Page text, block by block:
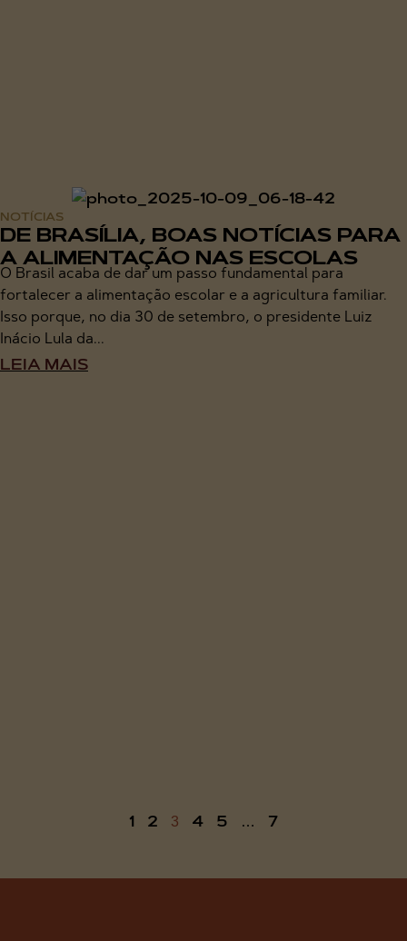
NOTÍCIAS
DE BRASÍLIA, BOAS NOTÍCIAS PARA
A ALIMENTAÇÃO NAS ESCOLAS
O Brasil acaba de dar um passo fundamental para
fortalecer a alimentação escolar e a agricultura familiar.
Isso porque, no dia 30 de setembro, o presidente Luiz
Inácio Lula da...
LEIA MAIS
1 2 3 4 5 … 7